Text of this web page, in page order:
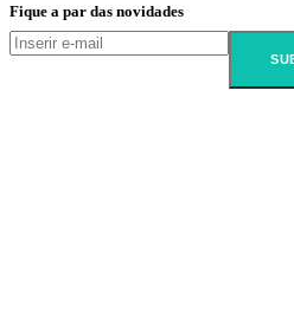
Fique a par das novidades